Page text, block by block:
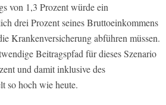
von 1,3 Prozent würde ein
drei Prozent seines Brut­toeinkommens
Krankenversicherung abführen müssen.
Beitragspfad für dieses Szenario
und da­mit inklusive des
so hoch wie heute.